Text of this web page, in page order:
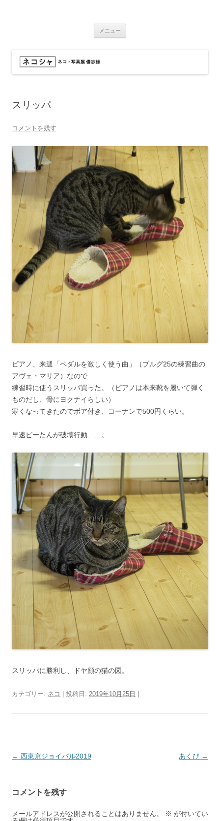
メニュー
スリッパ
コメントを残す
ピアノ、来週「ペダルを激しく使う曲」（ブルグ25の練習曲の
アヴェ・マリア）なので
練習時に使うスリッパ買った。（ピアノは本来靴を履いて弾く
ものだし、骨にヨクナイらしい）
寒くなってきたのでボア付き、コーナンで500円くらい。
早速ビーたんが破壊行動……。
スリッパに勝利し、ドヤ顔の猫の図。
カテゴリー: ネコ | 投稿日: 2019年10月25日
投
ビ
ゲ
← 西東京ジョイバル2019 あくび →
コメントを残す
メールアドレスが公開されることはありません。 ※ が付いてい